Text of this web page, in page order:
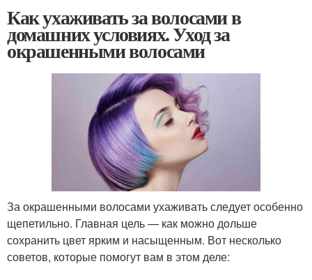
Как ухаживать за волосами в
домашних условиях. Уход за
окрашенными волосами
За окрашенными волосами ухаживать следует особенно
щепетильно. Главная цель — как можно дольше
сохранить цвет ярким и насыщенным. Вот несколько
советов, которые помогут вам в этом деле: